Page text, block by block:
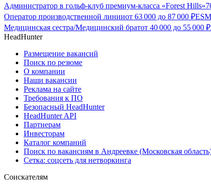
Администратор в гольф-клуб премиум-класса «Forest Hills»
Оператор производственной линииот 63 000 до 87 000 ₽
Медицинская сестра/Медицинский братот 40 000 до 55 000 ₽
HeadHunter
Размещение вакансий
Поиск по резюме
О компании
Наши вакансии
Реклама на сайте
Требования к ПО
Безопасный HeadHunter
HeadHunter API
Партнерам
Инвесторам
Каталог компаний
Поиск по вакансиям в Андреевке (Московская
Сетка: соцсеть для нетворкинга
Соискателям